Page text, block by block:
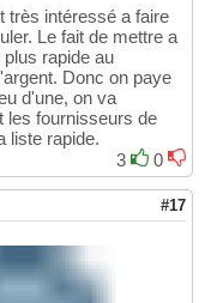
très intéressé a faire
Le fait de mettre a
rapide au
Donc on paye
d'une, on va
les fournisseurs de
liste rapide.
3
0
#17